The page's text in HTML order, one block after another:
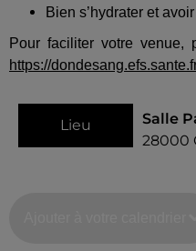
Bien s’hydrater et
Pour faciliter votre venue,
https://
Lieu
Salle
28000